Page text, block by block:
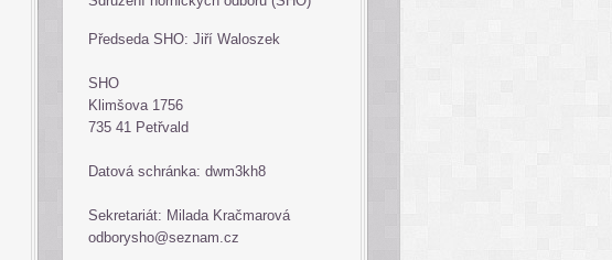
Předseda SHO: Jiří Waloszek
SHO
Klimšova 1756
735 41 Petřvald
Datová schránka: dwm3kh8
Sekretariát: Milada Kračmarová
odborysho@seznam.cz